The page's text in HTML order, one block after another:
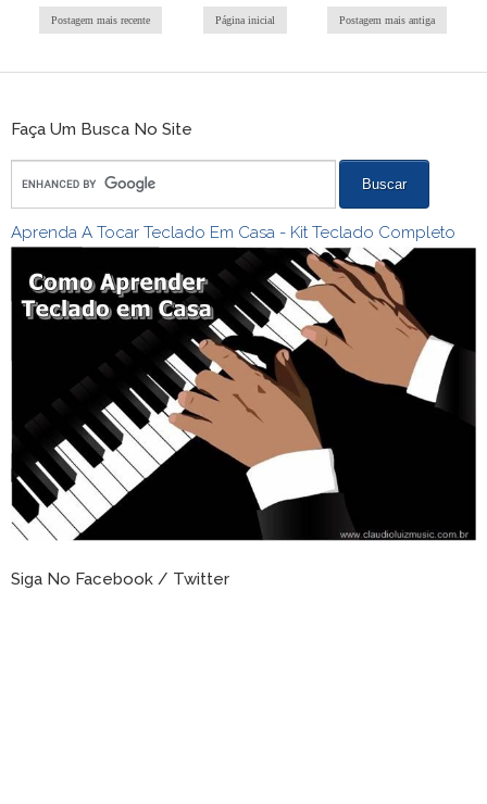
Postagem mais recente Postagem mais antiga
Página inicial
Faça Um Busca No Site
Aprenda A Tocar Teclado Em Casa - Kit Teclado Completo
Siga No Facebook / Twitter